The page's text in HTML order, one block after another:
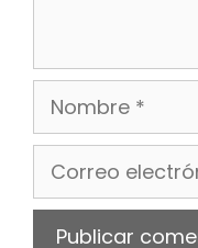
Nombre
Correo
Web